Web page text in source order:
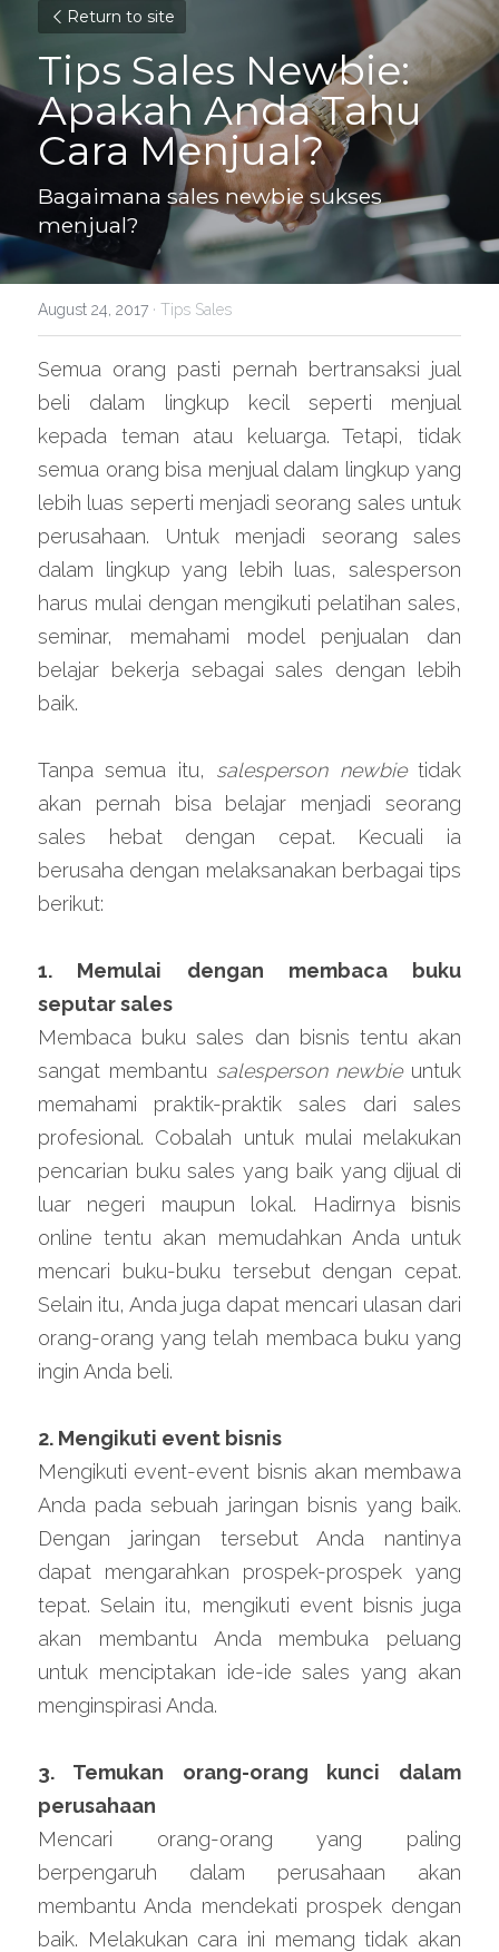
Return to site
Tips Sales Newbie:
Apakah Anda Tahu
Cara Menjual?
Bagaimana sales newbie sukses
menjual?
August 24, 2017 · Tips Sales
Semua orang pasti pernah bertransaksi jual
beli dalam lingkup kecil seperti menjual
kepada teman atau keluarga. Tetapi, tidak
semua orang bisa menjual dalam lingkup yang
lebih luas seperti menjadi seorang sales untuk
perusahaan. Untuk menjadi seorang sales
dalam lingkup yang lebih luas, salesperson
harus mulai dengan mengikuti pelatihan sales,
seminar, memahami model penjualan dan
belajar bekerja sebagai sales dengan lebih
baik.
Tanpa semua itu, salesperson newbie tidak
akan pernah bisa belajar menjadi seorang
sales hebat dengan cepat. Kecuali ia
berusaha dengan melaksanakan berbagai tips
berikut:
1. Memulai dengan membaca buku
seputar sales
Membaca buku sales dan bisnis tentu akan
sangat membantu salesperson newbie untuk
memahami praktik-praktik sales dari sales
profesional. Cobalah untuk mulai melakukan
pencarian buku sales yang baik yang dijual di
luar negeri maupun lokal. Hadirnya bisnis
online tentu akan memudahkan Anda untuk
mencari buku-buku tersebut dengan cepat.
Selain itu, Anda juga dapat mencari ulasan dari
orang-orang yang telah membaca buku yang
ingin Anda beli.
2. Mengikuti event bisnis
Mengikuti event-event bisnis akan membawa
Anda pada sebuah jaringan bisnis yang baik.
Dengan jaringan tersebut Anda nantinya
dapat mengarahkan prospek-prospek yang
tepat. Selain itu, mengikuti event bisnis juga
akan membantu Anda membuka peluang
untuk menciptakan ide-ide sales yang akan
menginspirasi Anda.
3. Temukan orang-orang kunci dalam
perusahaan
Mencari orang-orang yang paling
berpengaruh dalam perusahaan akan
membantu Anda mendekati prospek dengan
baik. Melakukan cara ini memang tidak akan